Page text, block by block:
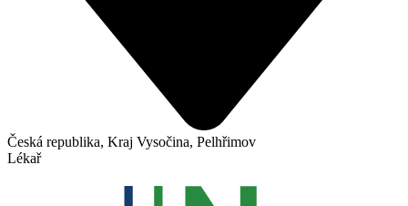
Česká republika, Kraj Vysočina, Pelhřimov
Lékař